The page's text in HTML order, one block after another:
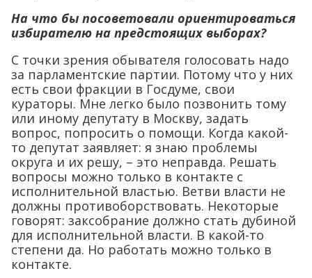
На что бы посоветовали ориентироваться
избирателю на предстоящих выборах?
С точки зрения обывателя голосовать надо
за парламентские партии. Потому что у них
есть свои фракции в Госдуме, свои
кураторы. Мне легко было позвонить тому
или иному депутату в Москву, задать
вопрос, попросить о помощи. Когда какой-
то депутат заявляет: я знаю проблемы
округа и их решу, – это неправда. Решать
вопросы можно только в контакте с
исполнительной властью. Ветви власти не
должны противоборствовать. Некоторые
говорят: заксобрание должно стать дубиной
для исполнительной власти. В какой-то
степени да. Но работать можно только в
контакте.